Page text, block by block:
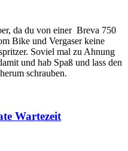
da du von einer Breva 750
Bike und Vergaser keine
Soviel mal zu Ahnung
und hab Spaß und lass den
schrauben.
Wartezeit